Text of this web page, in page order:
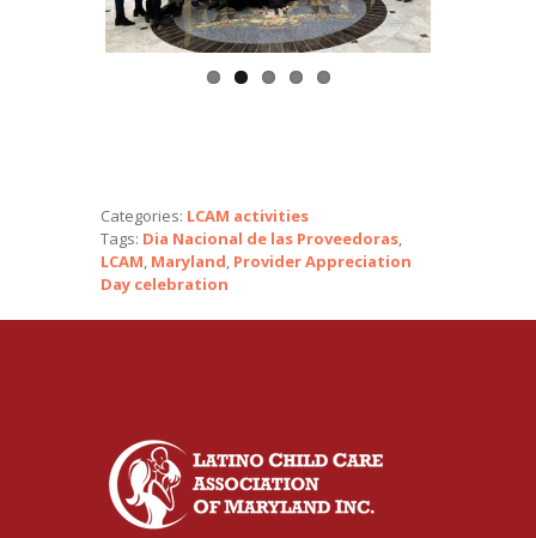
us
Categories: LCAM activities
Tags: Dia Nacional de las Proveedoras,
LCAM, Maryland, Provider Appreciation
Day celebration